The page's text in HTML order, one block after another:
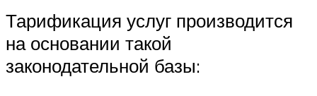
Тарификация услуг производится
на основании такой
законодательной базы: